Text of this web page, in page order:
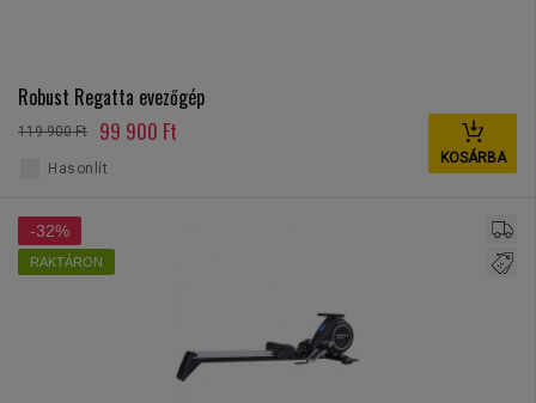
Robust Regatta evezőgép
119 900 Ft 99 900 Ft
KOSÁRBA
Hasonlít
-32%
RAKTÁRON